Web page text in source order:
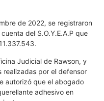
de 2022, se registraron
del S.O.Y.E.A.P que
Judicial de Rawson, y
realizadas por el defensor
autorizó que el abogado
adhesivo en